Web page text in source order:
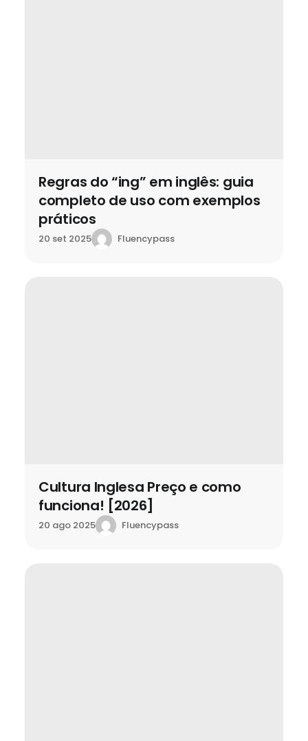
Regras do “ing” em inglês: guia
completo de uso com exemplos
práticos
20 set 2025 Fluencypass
Cultura Inglesa Preço e como
funciona! [2026]
20 ago 2025 Fluencypass